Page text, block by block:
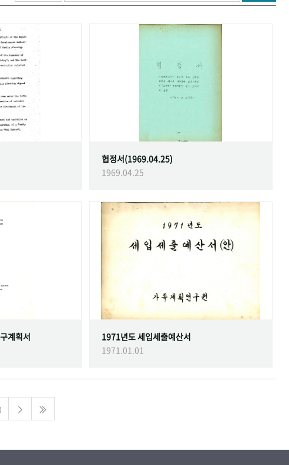
협정서(1969.04.25)
1969.04.25
계획서
1971년도 세입세출예산서
1971.01.01